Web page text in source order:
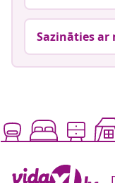
Sazināties ar